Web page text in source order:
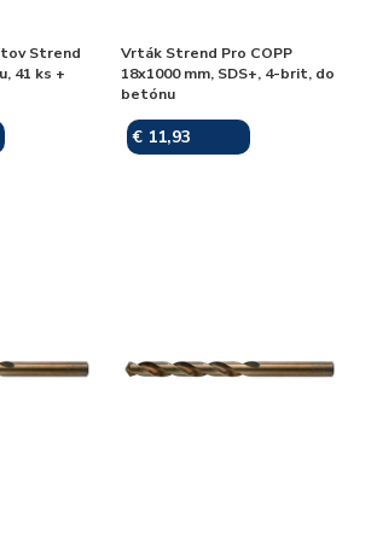
Strend
41 ks +
Vrták Strend Pro COPP
18x1000 mm, SDS+, 4-brit, do
betónu
€ 11,93